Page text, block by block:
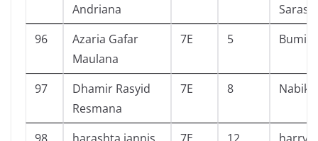
Andriana
96
Azaria Gafar
Maulana
7E 5 Bumi
97
Dhamir Rasyid
Resmana
7E 8